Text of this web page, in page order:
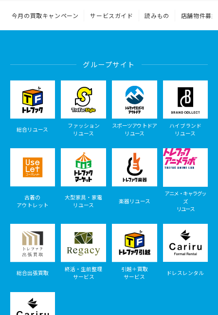
今月の買取キャンペーン サービスガイド 読みもの 店舗物件募集
グループサイト
総合リユース
ファッション
リユース
スポーツアウトドア
リユース
ハイブランド
リユース
古着の
アウトレット
大型家具・家電
リユース
楽器リユース
アニメ・キャラグッ
ズ
リユース
総合出張買取
終活・生前整理
サービス
引越＋買取
サービス
ドレスレンタル